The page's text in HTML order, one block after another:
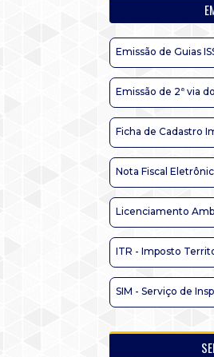
Emissão de Guias
Emissão de 2ª via
Ficha de Cadastro
Nota Fiscal
Licenciamento
ITR - Imposto
SIM - Serviço de